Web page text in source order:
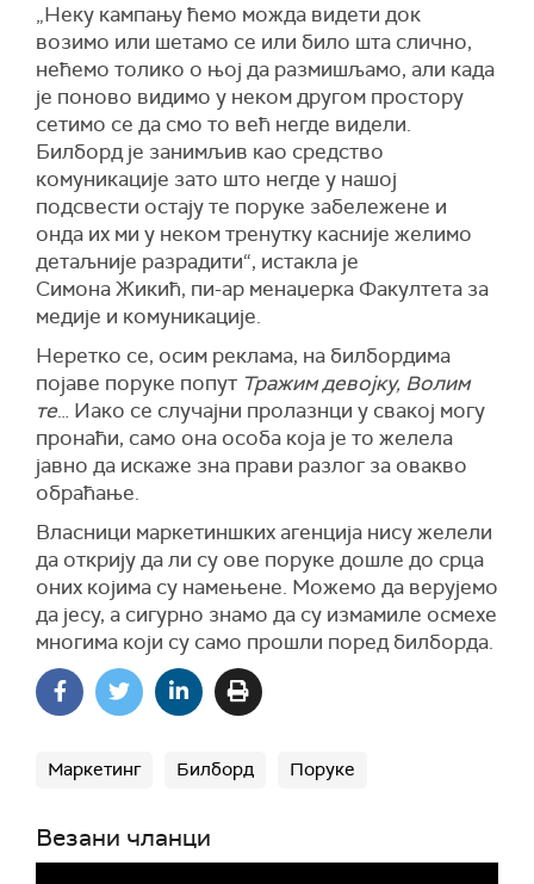
„Неку кампању ћемо можда видети док
возимо или шетамо се или било шта слично,
нећемо толико о њој да размишљамо, али када
је поново видимо у неком другом простору
сетимо се да смо то већ негде видели.
Билборд је занимљив као средство
комуникације зато што негде у нашој
подсвести остају те поруке забележене и
онда их ми у неком тренутку касније желимо
детаљније разрадити“, истакла је
СимонаЖикић, пи-ар менаџерка Факултета за
медије и комуникације.
Неретко се, осим реклама, на билбордима
појаве поруке попут Тражим девојку, Волим
те… Иако се случајни пролазнци у свакој могу
пронаћи, само она особа која је то желела
јавно да искаже зна прави разлог за овакво
обраћање.
Власници маркетиншких агенција нису желели
да открију да ли су ове поруке дошле до срца
оних којима су намењене. Можемо да верујемо
да јесу, а сигурно знамо да су измамиле осмехе
многима који су само прошли поред билборда.
Маркетинг Билборд Поруке
Везани чланци